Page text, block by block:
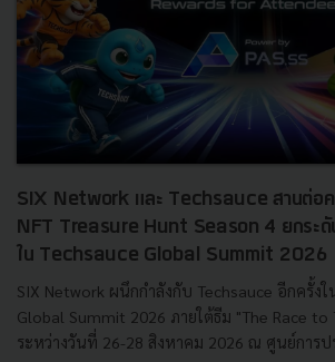
SIX Network และ Techsauce สานต่อค
NFT Treasure Hunt Season 4 ยกระ
ใน Techsauce Global Summit 2026
SIX Network ผนึกกำลังกับ Techsauce อีกครั้งใ
Global Summit 2026 ภายใต้ธีม "The Race
ระหว่างวันที่ 26-28 สิงหาคม 2026 ณ ศูนย์การป